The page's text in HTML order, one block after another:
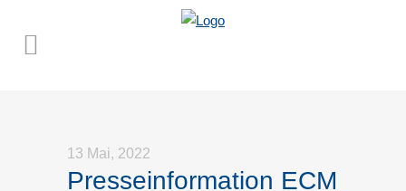
13 Mai, 2022
Presseinformation ECM